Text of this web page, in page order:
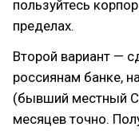
пользуйтесь
пределах.
Второй вариант —
россиянам банке,
(бывший местный
месяцев точно.